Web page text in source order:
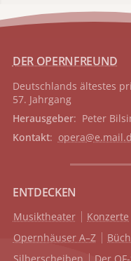
DER OPERNFREUND
Deutschlands ältestes
57. Jahrgang
Herausgeber: Peter
Kontakt:
ENTDECKEN
Musiktheater Konzerte
Opernhäuser A–Z
Silberscheiben
Der